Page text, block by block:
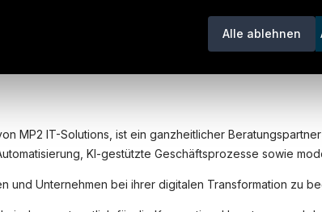
MP2 IT-Solutions, ist ein ganzheitlicher
KI-gestützte Geschäftsprozesse sowie
und Unternehmen bei ihrer digitalen Transformation zu
Alle ablehnen
entdecken
Jobkategorien